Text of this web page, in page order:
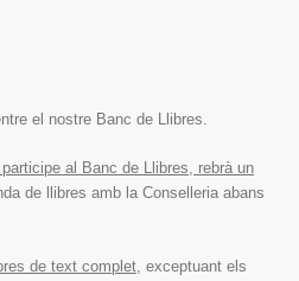
el nostre Banc de Llibres.
al Banc de Llibres, rebrà un
de llibres amb la Conselleria abans
de text complet, exceptuant els